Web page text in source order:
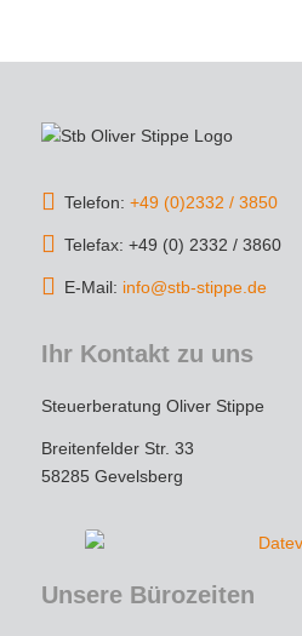
erklärt, und ich hatte stets
äußerst gründlich und
Dank der strategischen
Expertenwissen!
Wer einen engagierten,
goldrichtig. Vielen Dank für
Unterstützung – ich werde
weiterhin gerne kommen
Telefon: +49 (0)2332 / 3850
Telefax: +49 (0) 2332 / 3860
E-Mail: info@stb-stippe.de
Ihr Kontakt zu uns
Steuerberatung Oliver Stippe
Breitenfelder Str. 33
58285 Gevelsberg
Unsere Bürozeiten